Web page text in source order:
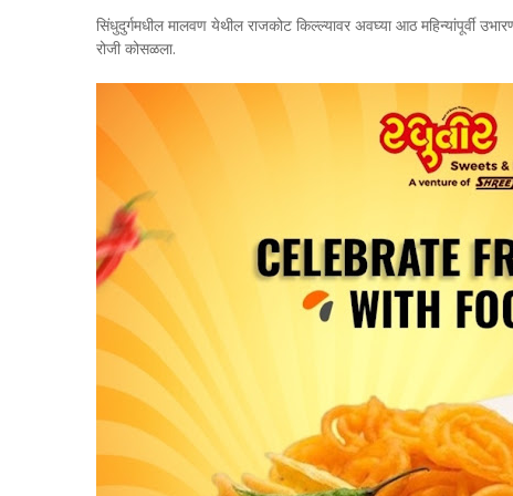
सिंधुदुर्गमधील मालवण येथील राजकोट किल्ल्यावर अवघ्या आठ महिन्यांपूर्वी
रोजी कोसळला.